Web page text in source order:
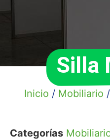
Silla
Inicio / Mobiliario /
Categorías